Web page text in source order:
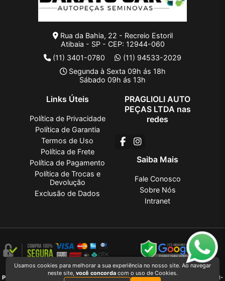
Rua da Bahia, 22 - Recreio Estoril
Atibaia - SP - CEP: 12944-060
(11) 3401-0780
(11) 94533-2029
Segunda à Sexta 09h ás 18h
Sábado 09h ás 13h
Links Úteis
Política de Privacidade
Política de Garantia
Termos de Uso
Política de Frete
Política de Pagamento
Política de Trocas e
Devolução
Exclusão de Dados
PRAGLIOLI AUTO
PEÇAS LTDA nas
redes
Saiba Mais
Fale Conosco
Sobre Nós
Intranet
PRAGLIOLI AUTO PEÇAS LTDA 2026 CREATED BYVAAPT
PRAGLIOLI AUTO PEÇAS LTDAé uma empresa inscrita no CNPJ27.381.736/0001-
Usamos cookies para melhorar a sua experiência no nosso site. Ao navegar
neste site, você concordacom o uso de Cookies.